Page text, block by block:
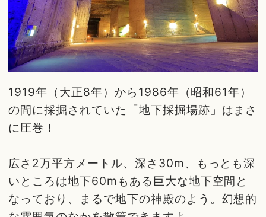
1919年（大正8年）から1986年（昭和61年）
の間に採掘されていた「地下採掘場跡」はまさ
に圧巻！
広さ2万平方メートル、深さ30m、もっとも深
いところは地下60mもある巨大な地下空間と
なっており、まるで地下の神殿のよう。幻想的